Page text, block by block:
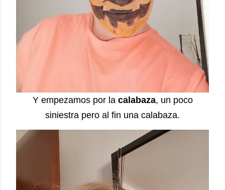
Y empezamos por la calabaza, un poco
siniestra pero al fin una calabaza.